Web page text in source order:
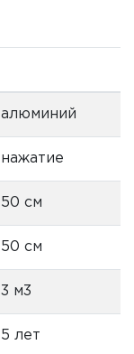
алюминий
нажатие
50 см
50 см
3 м3
5 лет